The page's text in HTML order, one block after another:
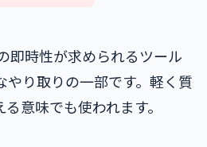
即時性が求められるツール
やり取りの一部です。軽く質
意味でも使われます。